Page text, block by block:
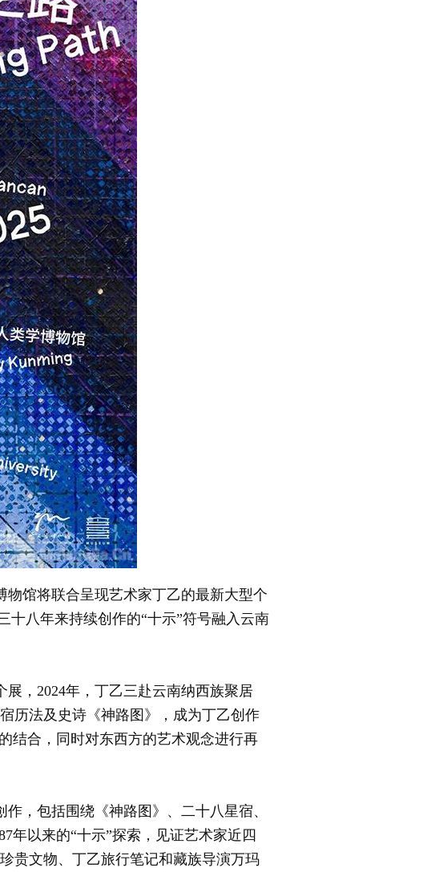
馆将联合呈现艺术家丁乙的最新大型个
十八年来持续创作的“十示”符号融入云南
，2024年，丁乙三赴云南纳西族聚居
历法及史诗《神路图》，成为丁乙创作
结合，同时对东西方的艺术观念进行再
包括围绕《神路图》、二十八星宿、
年以来的“十示”探索，见证艺术家近四
贵文物、丁乙旅行笔记和藏族导演万玛